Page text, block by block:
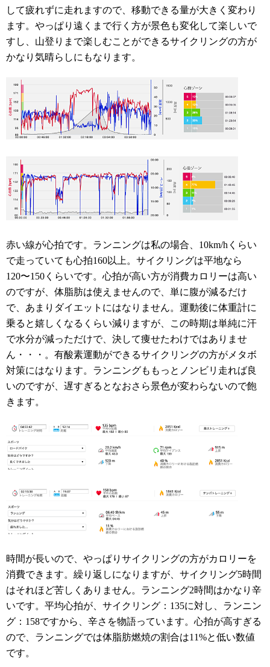
して疲れずに走れますので、移動できる量が大きく変わり
ます。やっぱり遠くまで行く方が景色も変化して楽しいで
すし、山登りまで楽しむことができるサイクリングの方が
かなり気晴らしにもなります。
赤い線が心拍です。ランニングは私の場合、10km/hくらい
で走っていても心拍160以上。サイクリングは平地なら
120〜150くらいです。心拍が高い方が消費カロリーは高い
のですが、体脂肪は使えませんので、単に腹が減るだけ
で、あまりダイエットにはなりません。運動後に体重計に
乗ると嬉しくなるくらい減りますが、この時期は単純に汗
で水分が減っただけで、決して痩せたわけではありませ
ん・・・。有酸素運動ができるサイクリングの方がメタボ
対策にはなります。ランニングももっとノンビリ走れば良
いのですが、遅すぎるとなおさら景色が変わらないので飽
きます。
時間が長いので、やっぱりサイクリングの方がカロリーを
消費できます。繰り返しになりますが、サイクリング5時間
はそれほど苦しくありません。ランニング2時間はかなり辛
いです。平均心拍が、サイクリング：135に対し、ランニン
グ：158ですから、辛さを物語っています。心拍が高すぎる
ので、ランニングでは体脂肪燃焼の割合は11%と低い数値
です。